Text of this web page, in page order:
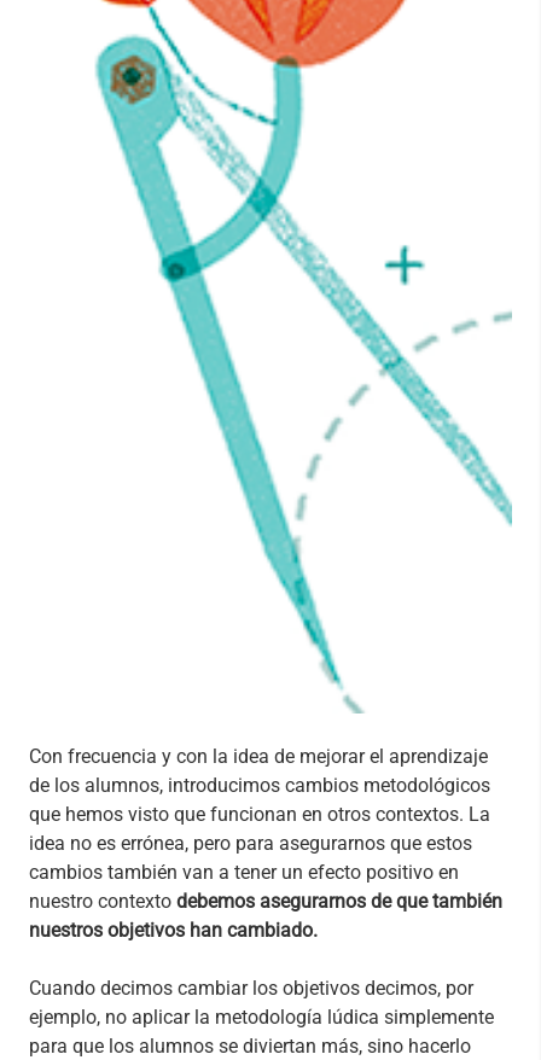
Con frecuencia y con la idea de mejorar el aprendizaje
de los alumnos, introducimos cambios metodológicos
que hemos visto que funcionan en otros contextos. La
idea no es errónea, pero para asegurarnos que estos
cambios también van a tener un efecto positivo en
nuestro contexto debemos asegurarnos de que también
nuestros objetivos han cambiado.
Cuando decimos cambiar los objetivos decimos, por
ejemplo, no aplicar la metodología lúdica simplemente
para que los alumnos se diviertan más, sino hacerlo